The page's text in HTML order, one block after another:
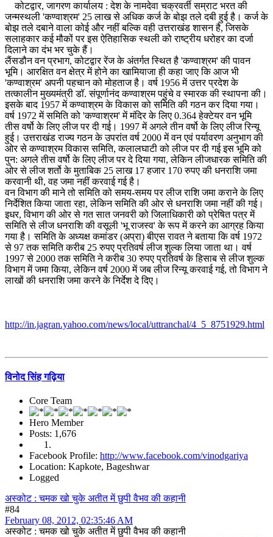
कोटद्वार, जागरण कार्यालय : देश के नामदेवा चक्रवर्ती सम्राट भरत की
जन्मस्थली 'कण्वाश्रम' 25 लाख से अधिक कर्ज के बोझ तले दबी हुई है। कर्ज के
बोझ तले दबाने वाला कोई और नहीं बल्कि वही उत्तराखंड शासन है, जिसके
सलाहकार कई मौकों पर इस ऐतिहासिक स्थली को राष्ट्रीय धरोहर का दर्जा
दिलाने का दंभ भर चुके हैं।
लैंसडौन वन प्रभाग, कोटद्वार रेंज के अंतर्गत स्थित है 'कण्वाश्रम' की पावन
भूमि। आरक्षित वन क्षेत्र में होने का खामियाजा ही कहा जाए कि आज भी
'कण्वाश्रम' अपनी पहचान को मोहताज है। वर्ष 1956 में उत्तर प्रदेश के
तत्कालीन मुख्यमंत्री डॉ. संपूर्णानंद कण्वाश्रम पहुंचे व स्मारक की स्थापना की।
इसके बाद 1957 में कण्वाश्रम के विकास को समिति की गठन कर दिया गया।
वर्ष 1972 में समिति को 'कण्वाश्रम' में मंदिर के लिए 0.364 हेक्टेयर वन भूमि
तीस वर्षो के लिए लीज पर दी गई। 1997 में अगले तीन वर्षो के लिए लीज रिन्यू
हुई। उत्तराखंड राज्य गठन के उपरांत वर्ष 2000 में वन एवं पर्यावरण अनुभाग की
ओर से कण्वाश्रम विकास समिति, कलालघाटी को लीज पर दी गई इस भूमि को
पुन: अगले तीस वर्षो के लिए लीज पर दे दिया गया, लेकिन लीजधारक समिति की
ओर से लीज शर्तो के मुताबिक 25 लाख 17 हजार 170 रुपए की धनराशि जमा
करवानी थी, वह जमा नहीं करवाई गई है।
वन विभाग की माने तो समिति को समय-समय पर लीज राशि जमा कराने के लिए
निर्देशित किया जाता रहा, लेकिन समिति की ओर से धनराशि जमा नहीं की गई।
इधर, विभाग की ओर से गत सात जनवरी को जिलाधिकारी को प्रेषित पत्र में
समिति से लीज धनराशि की वसूली 'भू राजस्व' के रूप में करने का आग्रह किया
गया है। समिति के अध्यक्ष कमांडर (अप्रा) बीएस रावत ने बताया कि वर्ष 1972
से 97 तक समिति करीब 25 रुपए प्रतिवर्ष लीज शुल्क लिया जाता था। वर्ष
1997 से 2000 तक समिति ने करीब 30 रुपए प्रतिवर्ष के हिसाब से लीज शुल्क
विभाग में जमा किया, लेकिन वर्ष 2000 में जब लीज रिन्यू करवाई गई, तो विभाग ने
लाखों की धनराशि जमा करने के निर्देश दे दिए।
http://in.jagran.yahoo.com/news/local/uttranchal/4_5_8751929.html
विनोद सिंह गढ़िया
Core Team
Hero Member
Posts: 1,676
Facebook Profile: http://www.facebook.com/vinodgariya
Location: Kapkote, Bageshwar
Logged
अस्कोट : चमक खो चुके अतीत में छुपी वैभव की कहानी
#84
February 08, 2012, 02:35:46 AM
अस्कोट : चमक खो चुके अतीत में छुपी वैभव की कहानी